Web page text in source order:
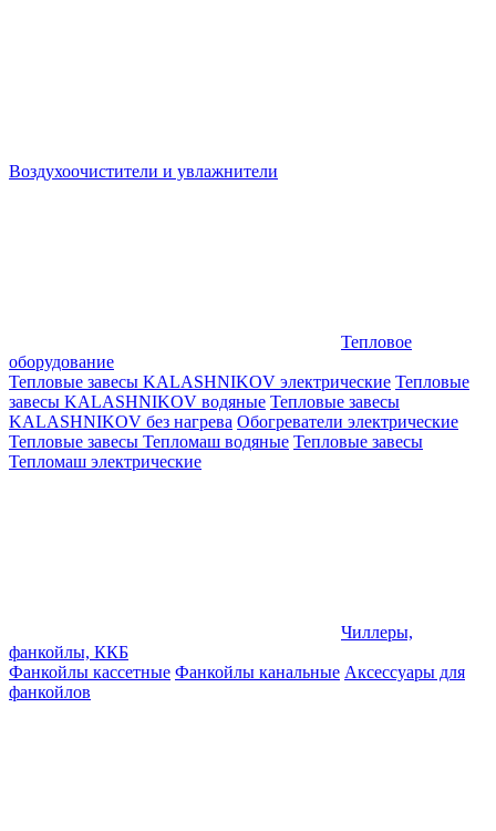
Воздухоочистители и увлажнители
Тепловое
оборудование
Тепловые завесы KALASHNIKOV электрические Тепловые
завесы KALASHNIKOV водяные Тепловые завесы
KALASHNIKOV без нагрева Обогреватели электрические
Тепловые завесы Тепломаш водяные Тепловые завесы
Тепломаш электрические
Чиллеры,
фанкойлы, ККБ
Фанкойлы кассетные Фанкойлы канальные Аксессуары для
фанкойлов